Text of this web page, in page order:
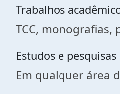
Trabalhos
TCC, monografias,
Estudos e pesquisas
Em qualquer área